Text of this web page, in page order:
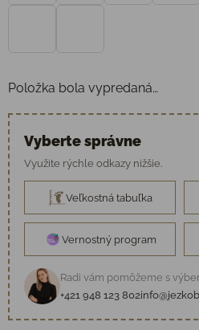
Položka bola vypredaná…
Vyberte správne
Využite rýchle odkazy nižšie.
Veľkostná tabuľka
Vernostný program
Radi vám pomôžeme s
+421 948 123 802